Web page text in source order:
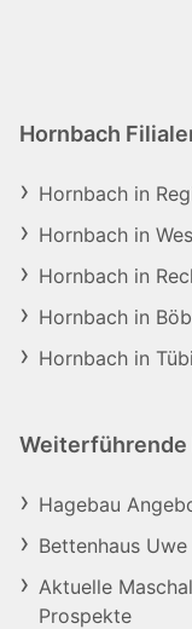
Hornbach
Hornbach in
Hornbach in
Hornbach in
Hornbach in
Hornbach in
Weiterführende
Hagebau
Bettenhaus
Aktuelle
Prospekte